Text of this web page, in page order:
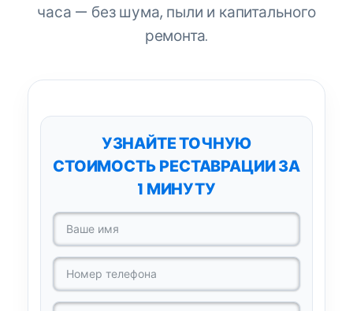
часа — без шума, пыли и капитального
ремонта.
ПОСЛЕ
ДО
УЗНАЙТЕ ТОЧНУЮ
СТОИМОСТЬ РЕСТАВРАЦИИ ЗА
1 МИНУТУ